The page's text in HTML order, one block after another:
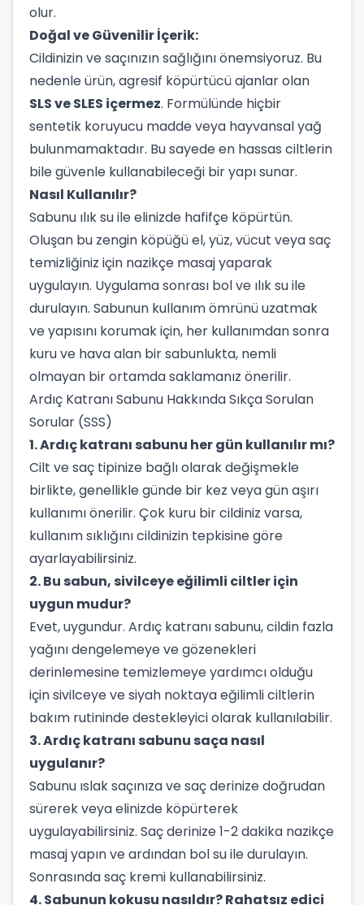
olur.
Doğal ve Güvenilir İçerik:
Cildinizin ve saçınızın sağlığını önemsiyoruz. Bu
nedenle ürün, agresif köpürtücü ajanlar olan
SLS ve SLES içermez. Formülünde hiçbir
sentetik koruyucu madde veya hayvansal yağ
bulunmamaktadır. Bu sayede en hassas ciltlerin
bile güvenle kullanabileceği bir yapı sunar.
Nasıl Kullanılır?
Sabunu ılık su ile elinizde hafifçe köpürtün.
Oluşan bu zengin köpüğü el, yüz, vücut veya saç
temizliğiniz için nazikçe masaj yaparak
uygulayın. Uygulama sonrası bol ve ılık su ile
durulayın. Sabunun kullanım ömrünü uzatmak
ve yapısını korumak için, her kullanımdan sonra
kuru ve hava alan bir sabunlukta, nemli
olmayan bir ortamda saklamanız önerilir.
Ardıç Katranı Sabunu Hakkında Sıkça Sorulan
Sorular (SSS)
1. Ardıç katranı sabunu her gün kullanılır mı?
Cilt ve saç tipinize bağlı olarak değişmekle
birlikte, genellikle günde bir kez veya gün aşırı
kullanımı önerilir. Çok kuru bir cildiniz varsa,
kullanım sıklığını cildinizin tepkisine göre
ayarlayabilirsiniz.
2. Bu sabun, sivilceye eğilimli ciltler için
uygun mudur?
Evet, uygundur. Ardıç katranı sabunu, cildin fazla
yağını dengelemeye ve gözenekleri
derinlemesine temizlemeye yardımcı olduğu
için sivilceye ve siyah noktaya eğilimli ciltlerin
bakım rutininde destekleyici olarak kullanılabilir.
3. Ardıç katranı sabunu saça nasıl
uygulanır?
Sabunu ıslak saçınıza ve saç derinize doğrudan
sürerek veya elinizde köpürterek
uygulayabilirsiniz. Saç derinize 1-2 dakika nazikçe
masaj yapın ve ardından bol su ile durulayın.
Sonrasında saç kremi kullanabilirsiniz.
4. Sabunun kokusu nasıldır? Rahatsız edici